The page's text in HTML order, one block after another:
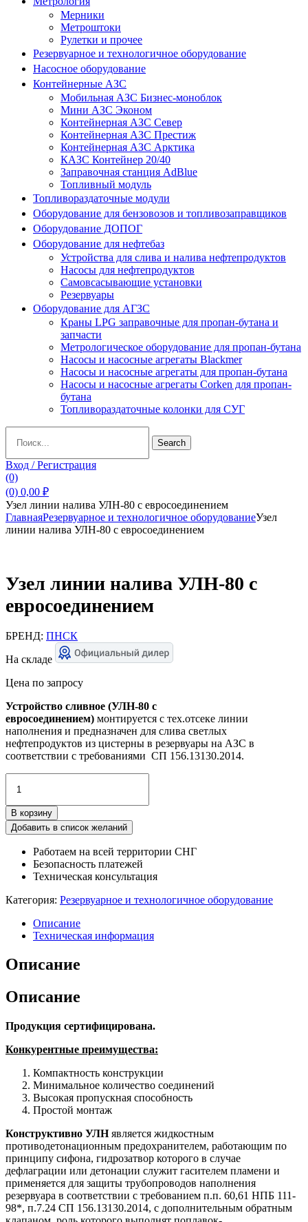
Мерники
Метроштоки
Рулетки и прочее
Резервуарное и технологичное оборудование
Насосное оборудование
Контейнерные АЗС
Мобильная АЗС Бизнес-моноблок
Мини АЗС Эконом
Контейнерная АЗС Север
Контейнерная АЗС Престиж
Контейнерная АЗС Арктика
КАЗС Контейнер 20/40
Заправочная станция AdBlue
Топливный модуль
Топливораздаточные модули
Оборудование для бензовозов и топливозаправщиков
Оборудование ДОПОГ
Оборудование для нефтебаз
Устройства для слива и налива нефтепродуктов
Насосы для нефтепродуктов
Самовсасывающие установки
Резервуары
Оборудование для АГЗС
Краны LPG заправочные для пропан-бутана и
запчасти
Метрологическое оборудование для пропан-бутана
Насосы и насосные агрегаты Blackmer
Насосы и насосные агрегаты для пропан-бутана
Насосы и насосные агрегаты Corken для пропан-
бутана
Топливораздаточные колонки для СУГ
for:
Search
Вход / Регистрация
(0)
(0) 0,00 ₽
Узел линии налива УЛН-80 с евросоединением
ГлавнаяРезервуарное и технологичное оборудованиеУзел
линии налива УЛН-80 с евросоединением
Узел линии налива УЛН-80 с
евросоединением
БРЕНД: ПНСК
На складе
Цена по запросу
Устройство сливное (УЛН-80 с
евросоединением) монтируется с тех.отсеке линии
наполнения и предназначен для слива светлых
нефтепродуктов из цистерны в резервуары на АЗС в
соответствии с требованиями СП 156.13130.2014.
товара
Узел
линии
налива
евросоединением
В корзину
Добавить в список желаний
Работаем на всей территории СНГ
Безопасность платежей
Техническая консультация
Категория: Резервуарное и технологичное оборудование
Описание
Техническая информация
Описание
Описание
Продукция сертифицирована.
Конкурентные преимущества:
Компактность конструкции
Минимальное количество соединений
Высокая пропускная способность
Простой монтаж
Конструктивно УЛНявляется жидкостным
противодетонационным предохранителем, работающим по
принципу сифона, гидрозатвор которого в случае
дефлаграции или детонации служит гасителем пламени и
применяется для защиты трубопроводов наполнения
резервуара в соответствии с требованием п.п. 60,61 НПБ 111-
98*, п.7.24 СП 156.13130.2014, с дополнительным обратным